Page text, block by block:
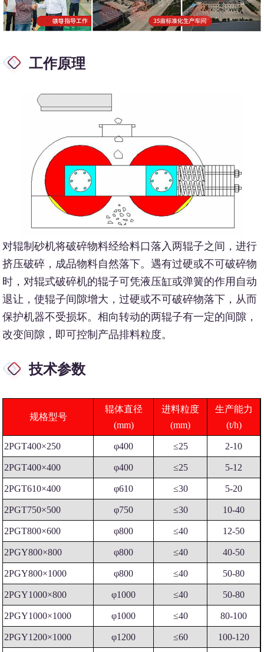
工作原理
对辊制砂机将破碎物料经给料口落入两辊子之间，进行
挤压破碎，成品物料自然落下。遇有过硬或不可破碎物
时，对辊式破碎机的辊子可凭液压缸或弹簧的作用自动
退让，使辊子间隙增大，过硬或不可破碎物落下，从而
保护机器不受损坏。相向转动的两辊子有一定的间隙，
改变间隙，即可控制产品排料粒度。
技术参数
规格型号
辊体直径
(mm)
进料粒度
(mm)
生产能力
(t/h)
2PGT400×250 φ400 ≤25 2-10
2PGT400×400 φ400 ≤25 5-12
2PGT610×400 φ610 ≤30 5-20
2PGT750×500 φ750 ≤30 10-40
2PGT800×600 φ800 ≤40 12-50
2PGY800×800 φ800 ≤40 40-50
2PGY800×1000 φ800 ≤40 50-80
2PGY1000×800 φ1000 ≤40 50-80
2PGY1000×1000 φ1000 ≤40 80-100
2PGY1200×1000 φ1200 ≤60 100-120